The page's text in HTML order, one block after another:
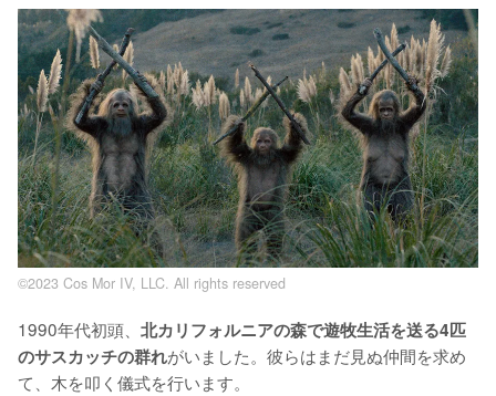
©2023 Cos Mor IV, LLC. All rights reserved
1990年代初頭、 北カリフォルニアの森で遊牧生活を送る4匹
のサスカッチの群れがいました。彼らはまだ見ぬ仲間を求め
て、木を叩く儀式を行います。